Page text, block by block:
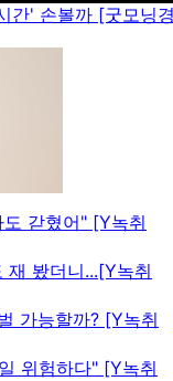
간' 손볼까 [굿모닝
갇혔어" [Y녹취
봤더니...[Y녹취
가능할까? [Y녹취
위험하다" [Y녹취